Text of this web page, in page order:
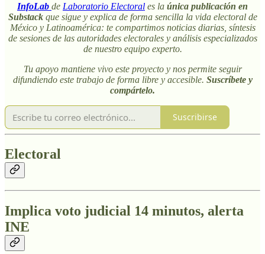
InfoLab de Laboratorio Electoral es la única publicación en
Substackque sigue y explica de forma sencilla la vida electoral de
México y Latinoamérica: te compartimos noticias diarias, síntesis
de sesiones de las autoridades electorales y análisis especializados
de nuestro equipo experto.
Tu apoyo mantiene vivo este proyecto y nos permite seguir
difundiendo este trabajo de forma libre y accesible. Suscríbete y
compártelo.
Suscribirse
Electoral
Implica voto judicial 14 minutos, alerta
INE